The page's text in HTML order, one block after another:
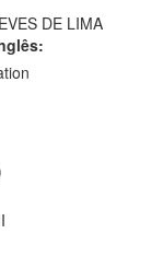
Inovações e
DE LIMA